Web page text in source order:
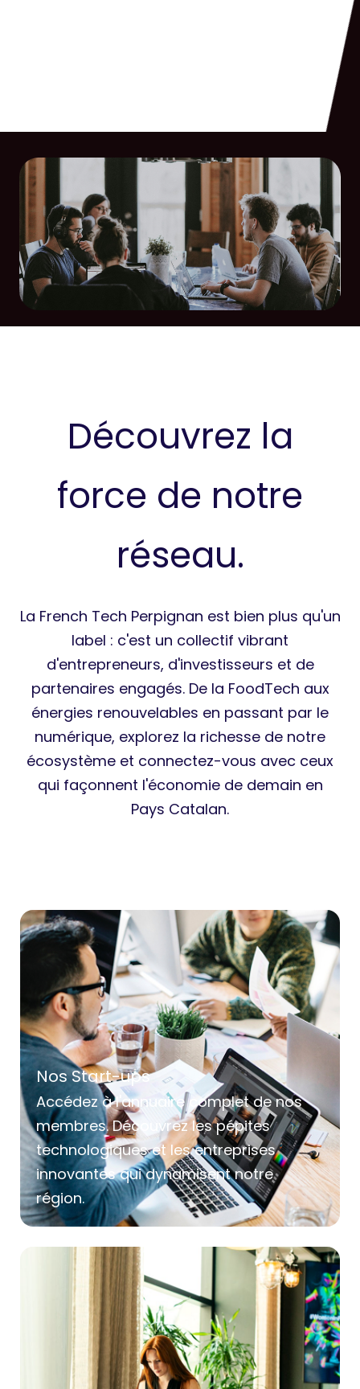
Découvrez la
force de notre
réseau.
La French Tech Perpignan est bien plus qu'un
label : c'est un collectif vibrant
d'entrepreneurs, d'investisseurs et de
partenaires engagés. De la FoodTech aux
énergies renouvelables en passant par le
numérique, explorez la richesse de notre
écosystème et connectez-vous avec ceux
qui façonnent l'économie de demain en
Pays Catalan.
Nos Start-ups
Accédez à l'annuaire complet de nos
membres. Découvrez les pépites
technologiques et les entreprises
innovantes qui dynamisent notre
région.